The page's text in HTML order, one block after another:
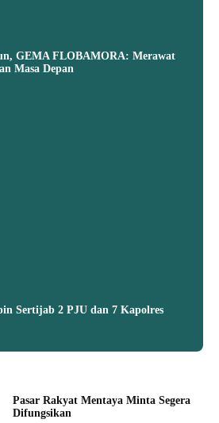
GEMA FLOBAMORA: Merawat
Masa Depan
Sertijab 2 PJU dan 7 Kapolres
Pasar Rakyat Mentaya Minta Segera
Difungsikan